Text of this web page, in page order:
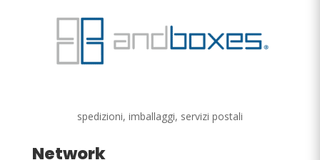
spedizioni, imballaggi, servizi postali
Network